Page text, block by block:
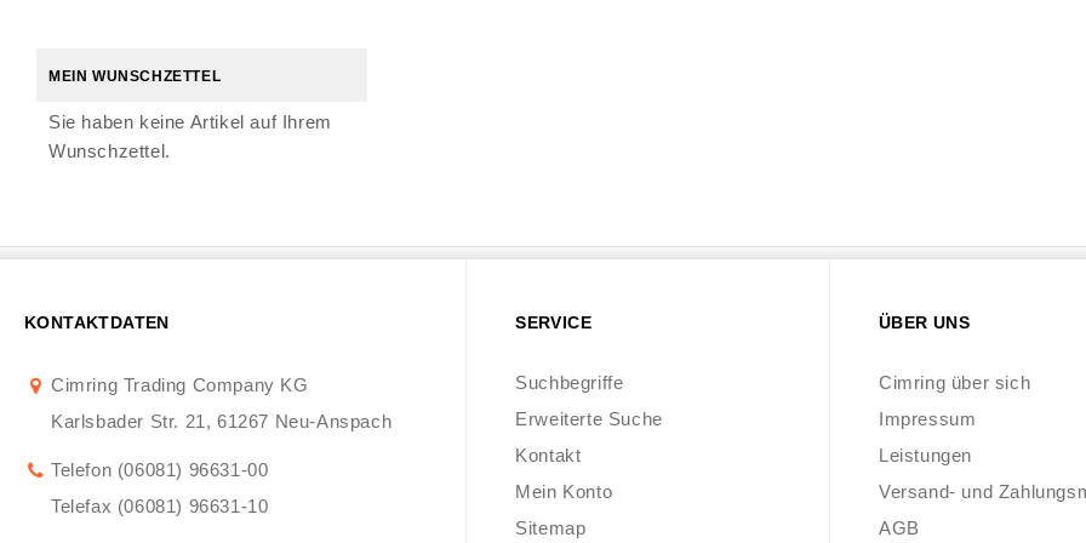
MEIN WUNSCHZETTEL
Sie haben keine Artikel auf Ihrem
Wunschzettel.
KONTAKTDATEN
Cimring Trading Company KG
Karlsbader Str. 21, 61267 Neu-Anspach
Telefon (06081) 96631-00
Telefax (06081) 96631-10
SERVICE
Suchbegriffe
Erweiterte Suche
Kontakt
Mein Konto
Sitemap
ÜBER UNS
Cimring über sich
Impressum
Leistungen
Versand- und
AGB